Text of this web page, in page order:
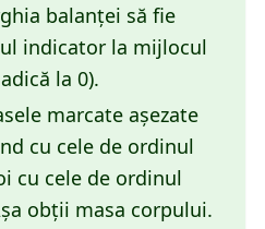
balanței să fie
indicator la mijlocul
la 0).
marcate așezate
cu cele de ordinul
cu cele de ordinul
obții masa corpului.